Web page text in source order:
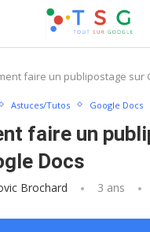
faire un publipostage sur
Astuces/Tutos Google Docs
faire un
Docs
Brochard 3 ans